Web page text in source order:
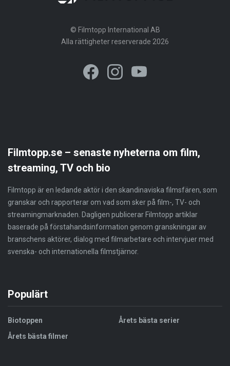
© Filmtopp International AB
Alla rättigheter reserverade 2026
Filmtopp.se – senaste nyheterna om film,
streaming, TV och bio
Filmtopp är en ledande aktör i den skandinaviska filmsfären, som
granskar och rapporterar om vad som sker på film-, TV- och
streamingmarknaden. Dagligen publicerar Filmtopp artiklar
baserade på förstahandsinformation genom granskningar av
branschens aktörer, dialog med filmarbetare och intervjuer med
svenska- och internationella filmstjärnor.
Populärt
Biotoppen
Årets bästa filmer
Årets bästa serier